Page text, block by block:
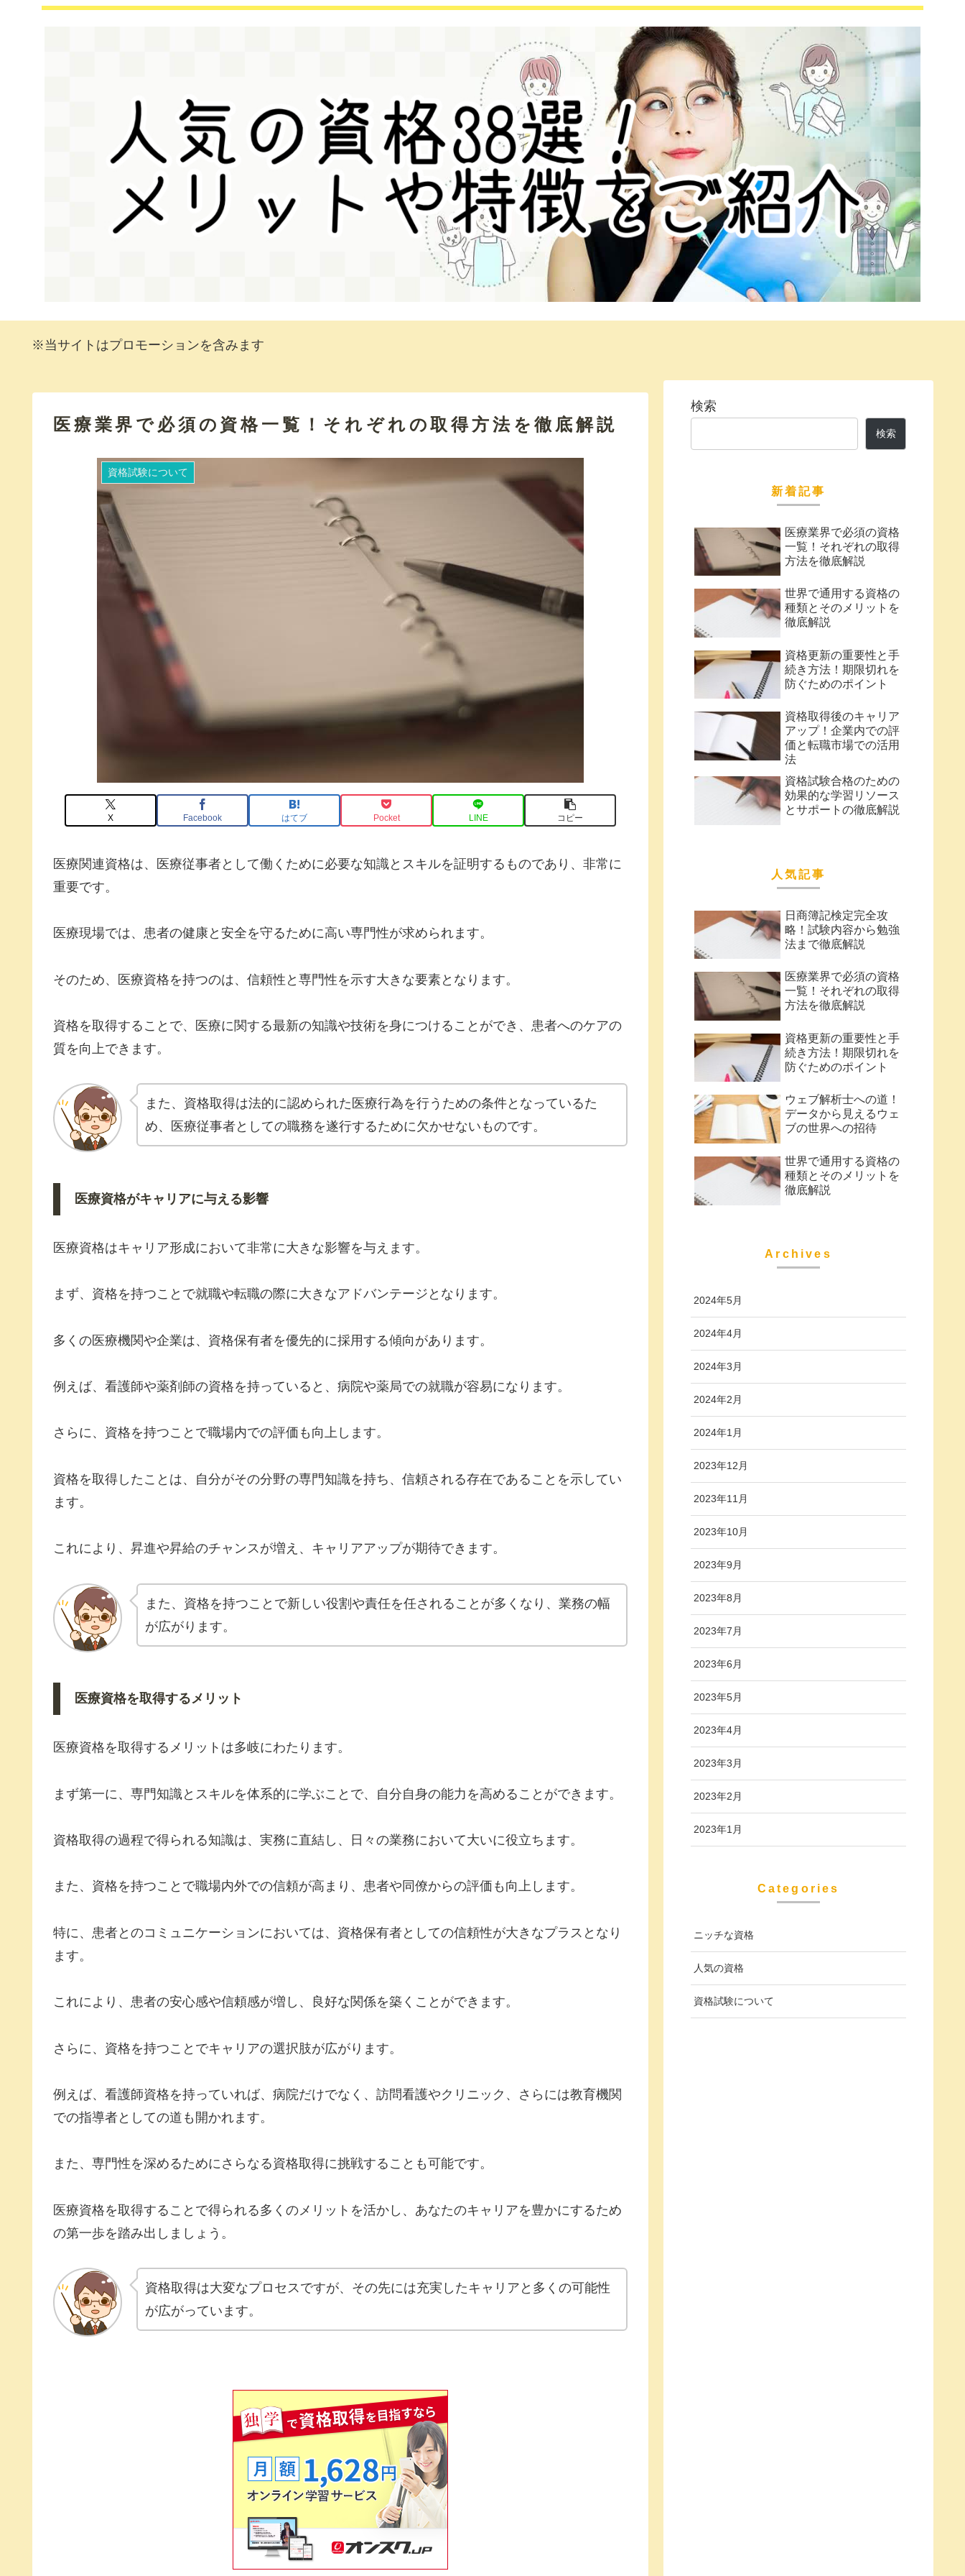
※当サイトはプロモーションを含みます
医療業界で必須の資格一覧！それぞれの取得方法を徹底解説
資格試験について
X Facebook はてブ Pocket LINE コピー
医療関連資格は、医療従事者として働くために必要な知識とスキルを証明するものであり、非常に
重要です。
医療現場では、患者の健康と安全を守るために高い専門性が求められます。
そのため、医療資格を持つのは、信頼性と専門性を示す大きな要素となります。
資格を取得することで、医療に関する最新の知識や技術を身につけることができ、患者へのケアの
質を向上できます。
また、資格取得は法的に認められた医療行為を行うための条件となっているた
め、医療従事者としての職務を遂行するために欠かせないものです。
医療資格がキャリアに与える影響
医療資格はキャリア形成において非常に大きな影響を与えます。
まず、資格を持つことで就職や転職の際に大きなアドバンテージとなります。
多くの医療機関や企業は、資格保有者を優先的に採用する傾向があります。
例えば、看護師や薬剤師の資格を持っていると、病院や薬局での就職が容易になります。
さらに、資格を持つことで職場内での評価も向上します。
資格を取得したことは、自分がその分野の専門知識を持ち、信頼される存在であることを示してい
ます。
これにより、昇進や昇給のチャンスが増え、キャリアアップが期待できます。
また、資格を持つことで新しい役割や責任を任されることが多くなり、業務の幅
が広がります。
医療資格を取得するメリット
医療資格を取得するメリットは多岐にわたります。
まず第一に、専門知識とスキルを体系的に学ぶことで、自分自身の能力を高めることができます。
資格取得の過程で得られる知識は、実務に直結し、日々の業務において大いに役立ちます。
また、資格を持つことで職場内外での信頼が高まり、患者や同僚からの評価も向上します。
特に、患者とのコミュニケーションにおいては、資格保有者としての信頼性が大きなプラスとなり
ます。
これにより、患者の安心感や信頼感が増し、良好な関係を築くことができます。
さらに、資格を持つことでキャリアの選択肢が広がります。
例えば、看護師資格を持っていれば、病院だけでなく、訪問看護やクリニック、さらには教育機関
での指導者としての道も開かれます。
また、専門性を深めるためにさらなる資格取得に挑戦することも可能です。
医療資格を取得することで得られる多くのメリットを活かし、あなたのキャリアを豊かにするため
の第一歩を踏み出しましょう。
資格取得は大変なプロセスですが、その先には充実したキャリアと多くの可能性
が広がっています。
検索
検索
新着記事
医療業界で必須の資格
一覧！それぞれの取得
方法を徹底解説
世界で通用する資格の
種類とそのメリットを
徹底解説
資格更新の重要性と手
続き方法！期限切れを
防ぐためのポイント
資格取得後のキャリア
アップ！企業内での評
価と転職市場での活用
法
資格試験合格のための
効果的な学習リソース
とサポートの徹底解説
人気記事
日商簿記検定完全攻
略！試験内容から勉強
法まで徹底解説
医療業界で必須の資格
一覧！それぞれの取得
方法を徹底解説
資格更新の重要性と手
続き方法！期限切れを
防ぐためのポイント
ウェブ解析士への道！
データから見えるウェ
ブの世界への招待
世界で通用する資格の
種類とそのメリットを
徹底解説
Archives
2024年5月
2024年4月
2024年3月
2024年2月
2024年1月
2023年12月
2023年11月
2023年10月
2023年9月
2023年8月
2023年7月
2023年6月
2023年5月
2023年4月
2023年3月
2023年2月
2023年1月
Categories
ニッチな資格
人気の資格
資格試験について